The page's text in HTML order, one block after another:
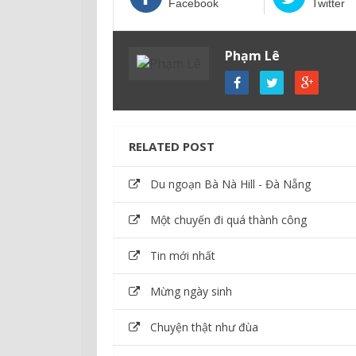
Facebook
Twitter
Phạm Lê
RELATED POST
Du ngoạn Bà Nà Hill - Đà Nẵng
Một chuyến đi quá thành công
Tin mới nhất
Mừng ngày sinh
Chuyện thật như đùa